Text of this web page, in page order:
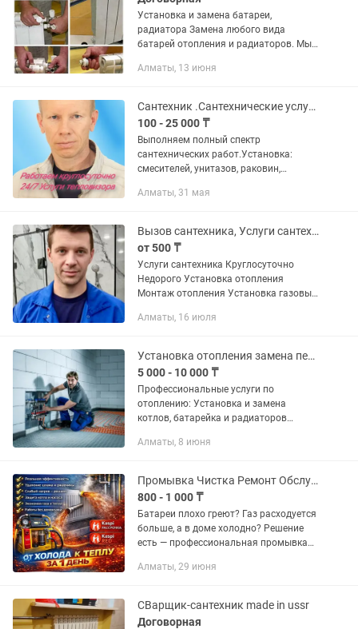
Установка и замена батареи,
радиатора Замена любого вида
батарей отопления и радиаторов. Мы
A. Technology» предоставляет свои
Алматы, 13 июня
Сантехник .Сантехнические услуги. Все виды услуги по сантехнике.
100 - 25 000 ₸
Выполняем полный спектр
сантехнических работ.Установка:
смесителей, унитазов, раковин,
полотенцесушителей, гребёнки
канализации),...
Алматы, 31 мая
Вызов сантехника, Услуги сантехника, Сантехник Алматы
от 500 ₸
Услуги сантехника Круглосуточно
Недорого Установка отопления
Монтаж отопления Установка газовых
батареи отопление Установка
Алматы, 16 июля
Установка отопления замена печек котлов теплый пол
5 000 - 10 000 ₸
Профессиональные услуги по
отоплению: Установка и замена
котлов, батарейка и радиаторов
Обслуживание и наладка системы
работы более 5...
Алматы, 8 июня
Промывка Чистка Ремонт Обслуживание системы отопления теплый пол Алматы
800 - 1 000 ₸
Батареи плохо греют? Газ расходуется
больше, а в доме холодно? Решение
есть — профессиональная промывка
тепловизором. Внимание! Цены на
Алматы, 29 июня
СВарщик-сантехник made in ussr
Договорная